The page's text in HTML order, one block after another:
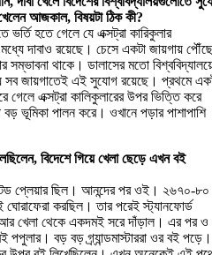
আজকাল, বিষয়টা ঠিক কী?
ভর্তি হতে গেলে যে এক্সট্রা কারিকুলার
দাবাও রয়েছে। চেসে একটা জায়গায় পৌঁছে
সম্ভাবনা থাকে। ডালাসের মতো
সব জায়গাতেই এই সুযোগ রয়েছে। প্রথমে
গেলে এক্সট্রা কালিকুলারের উপর ভিত্তি করে
ভূমিকা পালন করে। ওখানে পড়ার পাশাপাশি
বিদেশে গিয়ে খেলা ছেড়ে এখন বই
প্লেয়ার ছিল। আনন্দের পর ওই। ২৬৭০-৮০
ঘোরাফেরা করছিল। তার পরেই স্ট্যানফোর্ড
খেলা থেকে একদমই সরে দাঁড়াল। এর পর ও
বড় বড় গ্র্যান্ডমাস্টাররা ওর বই পড়ে।